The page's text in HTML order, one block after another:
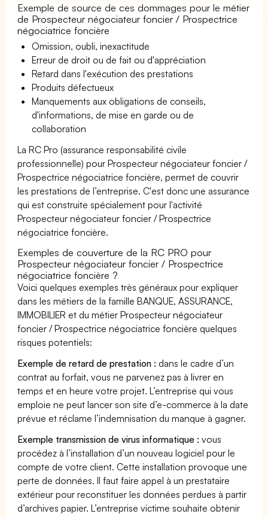
Exemple de source de ces dommages pour le métier
de Prospecteur négociateur foncier / Prospectrice
négociatrice foncière
Omission, oubli, inexactitude
Erreur de droit ou de fait ou d'appréciation
Retard dans l'exécution des prestations
Produits défectueux
Manquements aux obligations de conseils,
d'informations, de mise en garde ou de
collaboration
La RC Pro (assurance responsabilité civile
professionnelle) pour Prospecteur négociateur foncier /
Prospectrice négociatrice foncière, permet de couvrir
les prestations de l’entreprise. C'est donc une assurance
qui est construite spécialement pour l'activité
Prospecteur négociateur foncier / Prospectrice
négociatrice foncière.
Exemples de couverture de la RC PRO pour
Prospecteur négociateur foncier / Prospectrice
négociatrice foncière ?
Voici quelques exemples très généraux pour expliquer
dans les métiers de la famille BANQUE, ASSURANCE,
IMMOBILIER et du métier Prospecteur négociateur
foncier / Prospectrice négociatrice foncière quelques
risques potentiels:
Exemple de retard de prestation : dans le cadre d’un
contrat au forfait, vous ne parvenez pas à livrer en
temps et en heure votre projet. L’entreprise qui vous
emploie ne peut lancer son site d’e-commerce à la date
prévue et réclame l’indemnisation du manque à gagner.
Exemple transmission de virus informatique : vous
procédez à l’installation d’un nouveau logiciel pour le
compte de votre client. Cette installation provoque une
perte de données. Il faut faire appel à un prestataire
extérieur pour reconstituer les données perdues à partir
d’archives papier. L’entreprise victime souhaite obtenir